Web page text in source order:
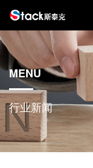
MENU
行业新闻